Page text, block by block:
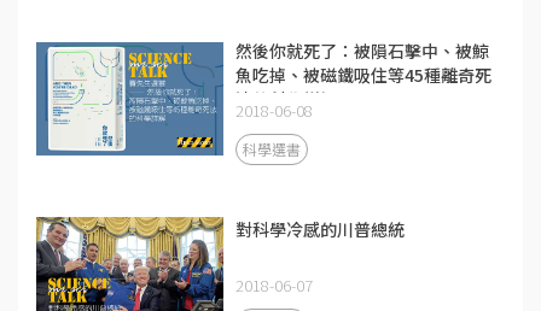
然後你就死了：被隕石擊中、被鯨
魚吃掉、被磁鐵吸住等45種離奇死
法的科學詳解
2018-06-08
科學選書
對科學冷感的川普總統
2018-06-07